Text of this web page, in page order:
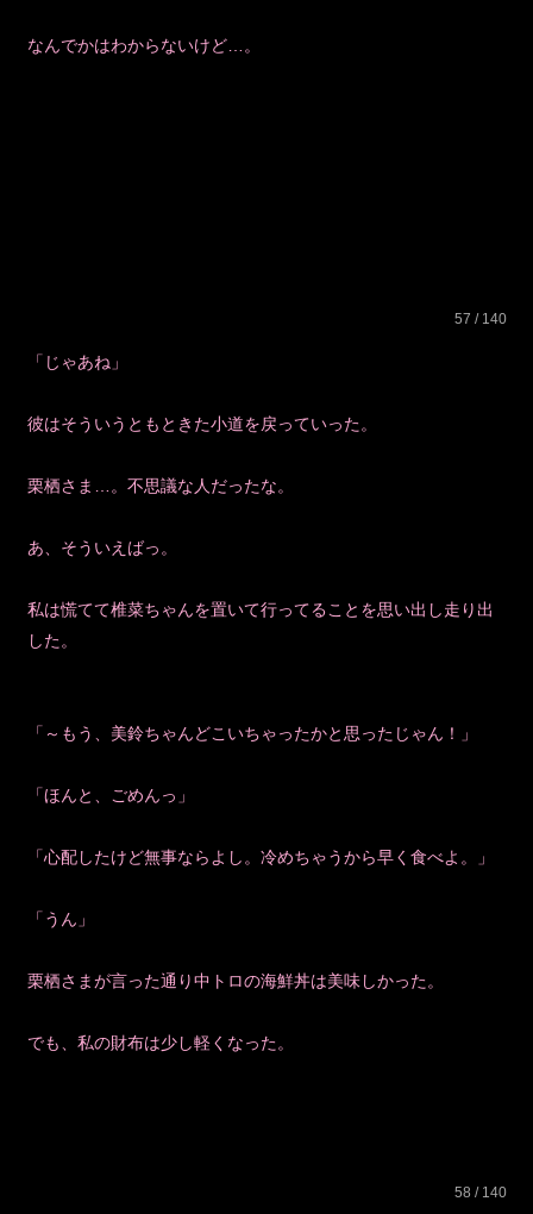
なんでかはわからないけど…。
57 / 140
「じゃあね」
彼はそういうともときた小道を戻っていった。
栗栖さま…。不思議な人だったな。
あ、そういえばっ。
私は慌てて椎菜ちゃんを置いて行ってることを思い出し走り出
した。
「～もう、美鈴ちゃんどこいちゃったかと思ったじゃん！」
「ほんと、ごめんっ」
「心配したけど無事ならよし。冷めちゃうから早く食べよ。」
「うん」
栗栖さまが言った通り中トロの海鮮丼は美味しかった。
でも、私の財布は少し軽くなった。
58 / 140